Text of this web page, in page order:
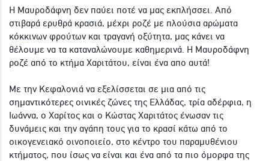
Η Μαυροδάφνη δεν παύει ποτέ να μας εκπλήσσει. Από
στιβαρά ερυθρά κρασιά, μέχρι ροζέ με πλούσια αρώματα
κόκκινων φρούτων και τραγανή οξύτητα, μας κάνει να
θέλουμε να τα καταναλώνουμε καθημερινά. Η Μαυροδάφνη
ροζέ από το κτήμα Χαριτάτου, είναι ένα απο αυτά!
Με την Κεφαλονιά να εξελίσσεται σε μια από τις
σημαντικότερες οινικές ζώνες της Ελλάδας, τρία αδέρφια, η
Ιωάννα, ο Χαρίτος και ο Κώστας Χαριτάτος ένωσαν τις
δυνάμεις και την αγάπη τους για το κρασί κάτω από το
οικογενειακό οινοποιείο, στο κέντρο του παραμυθένιου
κτήματος, που ίσως να είναι και ένα από τα πιο όμορφα της